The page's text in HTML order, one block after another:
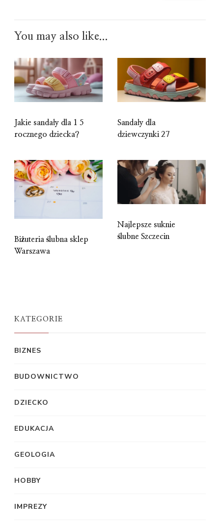
You may also like...
Jakie sandały dla 1 5
rocznego dziecka?
Sandały dla
dziewczynki 27
Biżuteria ślubna sklep
Warszawa
Najlepsze suknie
ślubne Szczecin
KATEGORIE
BIZNES
BUDOWNICTWO
DZIECKO
EDUKACJA
GEOLOGIA
HOBBY
IMPREZY